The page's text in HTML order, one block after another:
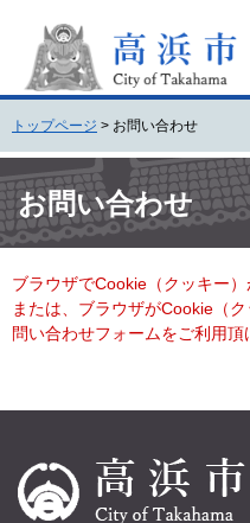
頭
で
す
。
飛
ば
し
て
本
へ
トップページ > お問い合わせ
文 お問い合わせ
ブラウザでCookie（クッキー
または、ブラウザがCookie（
問い合わせフォームをご利用頂